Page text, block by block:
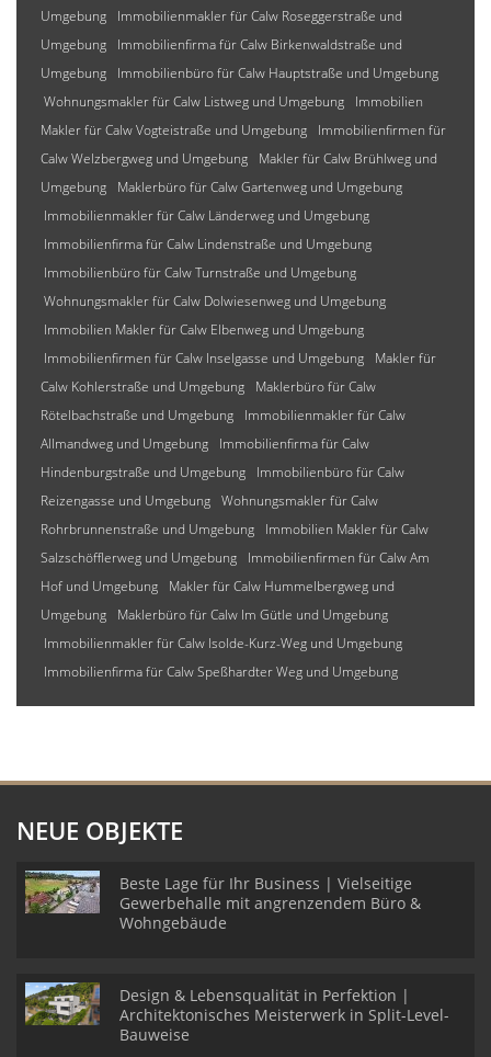
Umgebung
Immobilienmakler für Calw Roseggerstraße und
Umgebung
Immobilienfirma für Calw Birkenwaldstraße und
Umgebung
Immobilienbüro für Calw Hauptstraße und Umgebung
Wohnungsmakler für Calw Listweg und Umgebung
Immobilien
Makler für Calw Vogteistraße und Umgebung
Immobilienfirmen für
Calw Welzbergweg und Umgebung
Makler für Calw Brühlweg und
Umgebung
Maklerbüro für Calw Gartenweg und Umgebung
Immobilienmakler für Calw Länderweg und Umgebung
Immobilienfirma für Calw Lindenstraße und Umgebung
Immobilienbüro für Calw Turnstraße und Umgebung
Wohnungsmakler für Calw Dolwiesenweg und Umgebung
Immobilien Makler für Calw Elbenweg und Umgebung
Immobilienfirmen für Calw Inselgasse und Umgebung
Makler für
Calw Kohlerstraße und Umgebung
Maklerbüro für Calw
Rötelbachstraße und Umgebung
Immobilienmakler für Calw
Allmandweg und Umgebung
Immobilienfirma für Calw
Hindenburgstraße und Umgebung
Immobilienbüro für Calw
Reizengasse und Umgebung Wohnungsmakler für Calw
Rohrbrunnenstraße und Umgebung
Immobilien Makler für Calw
Salzschöfflerweg und Umgebung
Immobilienfirmen für Calw Am
Hof und Umgebung
Makler für Calw Hummelbergweg und
Umgebung
Maklerbüro für Calw Im Gütle und Umgebung
Immobilienmakler für Calw Isolde-Kurz-Weg und Umgebung
Immobilienfirma für Calw Speßhardter Weg und Umgebung
NEUE OBJEKTE
Beste Lage für Ihr Business | Vielseitige
Gewerbehalle mit angrenzendem Büro &
Wohngebäude
Design & Lebensqualität in Perfektion |
Architektonisches Meisterwerk in Split-Level-
Bauweise